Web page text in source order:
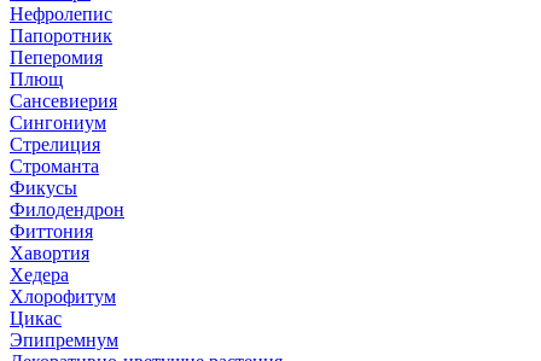
Нефролепис
Папоротник
Пеперомия
Плющ
Сансевиерия
Сингониум
Стрелиция
Строманта
Фикусы
Филодендрон
Фиттония
Хавортия
Хедера
Хлорофитум
Цикас
Эпипремнум